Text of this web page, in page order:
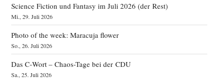
Science Fiction und Fantasy im Juli 2026 (der Rest)
Mi., 29. Juli 2026
Photo of the week: Maracuja flower
So., 26. Juli 2026
Das C‑Wort – Chaos-Tage bei der CDU
Sa., 25. Juli 2026